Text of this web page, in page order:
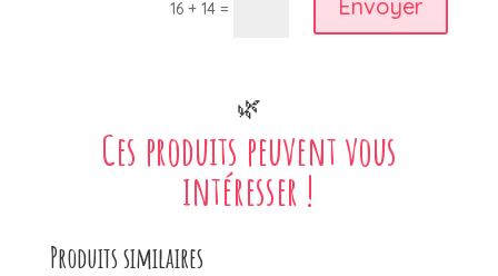
16 + 14 = Envoyer
🌿
Ces produits peuvent vous
intéresser !
Produits similaires